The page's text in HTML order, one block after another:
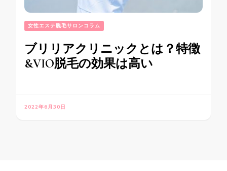
女性エステ脱毛サロンコラム
ブリリアクリニックとは？特徴
&VIO脱毛の効果は高い
2022年6月30日